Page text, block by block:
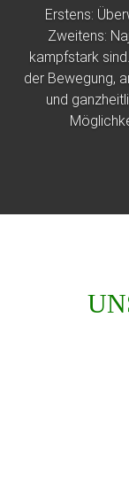
Erstens:
Zweitens:
kampfstark
der Bewegung,
und